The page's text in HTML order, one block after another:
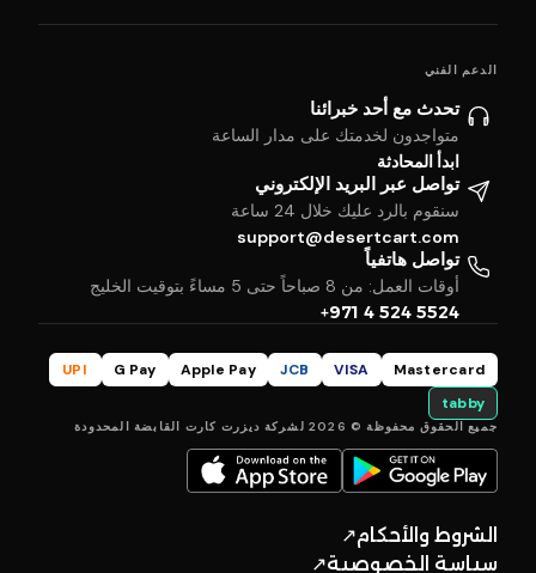
الدعم الفني
تحدث مع أحد خبرائنا
متواجدون لخدمتك على مدار الساعة
ابدأ المحادثة
تواصل عبر البريد الإلكتروني
سنقوم بالرد عليك خلال 24 ساعة
support@desertcart.com
تواصل هاتفياً
أوقات العمل: من 8 صباحاً حتى 5 مساءً بتوقيت الخليج
+971 4 524 5524
Mastercard
VISA
JCB
Apple Pay
G Pay
UPI
tabby
جميع الحقوق محفوظة © 2026 لشركة ديزرت كارت القابضة المحدودة
الشروط والأحكام↗
سياسة الخصوصية↗